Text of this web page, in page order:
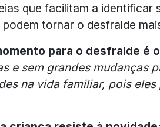
que facilitam a
tornar o desfralde
para o desfralde é
e sem grandes mudanças
na vida familiar, pois